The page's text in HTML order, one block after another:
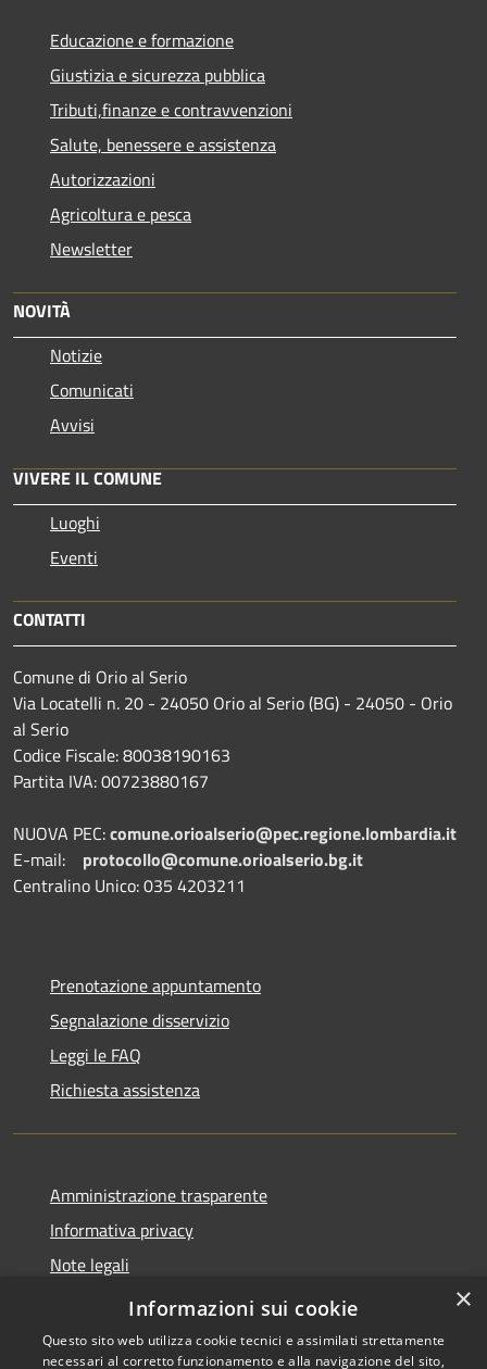
Educazione e formazione
Giustizia e sicurezza pubblica
Tributi,finanze e contravvenzioni
Salute, benessere e assistenza
Autorizzazioni
Agricoltura e pesca
Newsletter
NOVITÀ
Notizie
Comunicati
Avvisi
VIVERE IL COMUNE
Luoghi
Eventi
CONTATTI
Comune di Orio al Serio
Via Locatelli n. 20 - 24050 Orio al Serio (BG) - 24050 - Orio
al Serio
Codice Fiscale: 80038190163
Partita IVA: 00723880167
NUOVA PEC:comune.orioalserio@pec.regione.lombardia.it
E-mail: protocollo@comune.orioalserio.bg.it
Centralino Unico: 035 4203211
Prenotazione appuntamento
Segnalazione disservizio
Leggi le FAQ
Richiesta assistenza
Amministrazione trasparente
Informativa privacy
Note legali
Dichiarazione di accessibilità
×
Informazioni sui cookie
Questo sito web utilizza cookie tecnici e assimilati strettamente
necessari al corretto funzionamento e alla navigazione del sito,